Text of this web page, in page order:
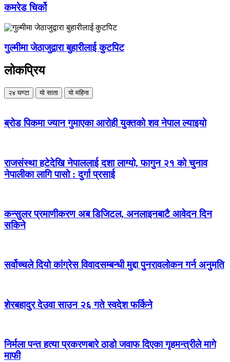
कमरेड चिर्को
गुल्मीमा जेठाजुद्वारा बुहारीलाई कुटपिट
लोकप्रिय
२४ घण्टा यो साता यो महिना
ब्रोड पिकमा ज्यान गुमाएका आरोही युक्तको शव नेपाल ल्याइयो
राजसंस्था हटेदेखि नेपाललाई दशा लाग्यो, फागुन २१ को चुनाव
नेपालीका लागि पासो : दुर्गा प्रसाई
कन्सुलर प्रमाणीकरण अब डिजिटल, अनलाइनबाटै आवेदन दिन
सकिने
सर्वोच्चले दियो कांग्रेस विवादसम्बन्धी मुद्दा पुनरावलोकन गर्न अनुमति
शेरबहादुर देउवा साउन २६ गते स्वदेश फर्किने
निर्मला पन्त हत्या प्रकरणबारे ठाडो जवाफ दिएका गृहमन्त्रीले मागे
माफी